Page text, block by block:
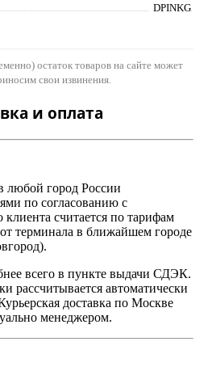
DPINKG
остаток товаров на сайте может
свои извинения.
и оплата
любой город России
по согласованию с
считается по тарифам
терминала в ближайшем городе
всего в пункте выдачи СДЭК.
рассчитывается автоматически
доставка по Москве
менеджером.